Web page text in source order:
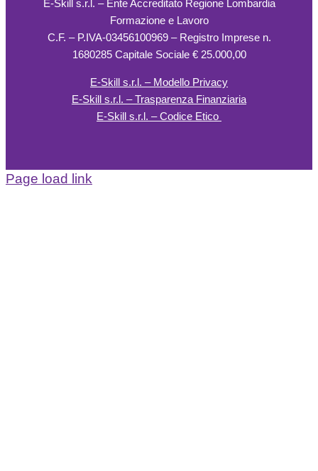
E-Skill s.r.l. – Ente Accreditato Regione Lombardia
Formazione e Lavoro
C.F. – P.IVA-03456100969 – Registro Imprese n.
1680285 Capitale Sociale € 25.000,00
E-Skill s.r.l. – Modello Privacy
E-Skill s.r.l. – Trasparenza Finanziaria
E-Skill s.r.l. – Codice Etico
Page load link